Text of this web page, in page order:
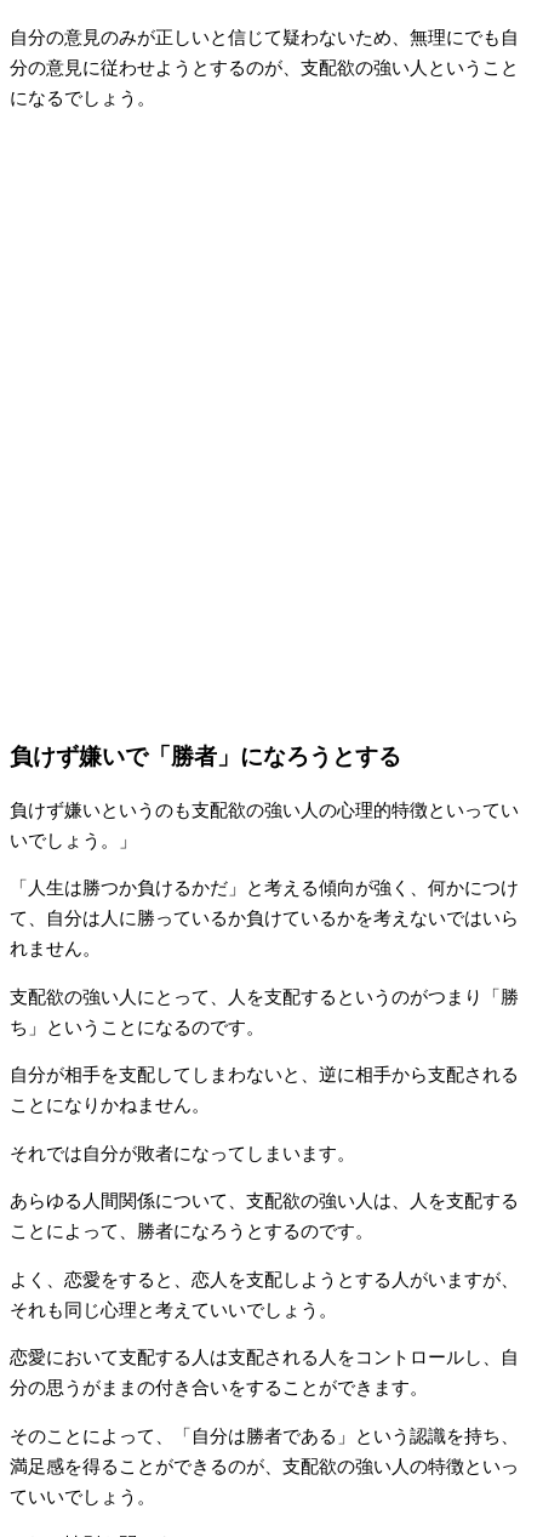
自分の意見のみが正しいと信じて疑わないため、無理にでも自
分の意見に従わせようとするのが、支配欲の強い人ということ
になるでしょう。
負けず嫌いで「勝者」になろうとする
負けず嫌いというのも支配欲の強い人の心理的特徴といってい
いでしょう。」
「人生は勝つか負けるかだ」と考える傾向が強く、何かにつけ
て、自分は人に勝っているか負けているかを考えないではいら
れません。
支配欲の強い人にとって、人を支配するというのがつまり「勝
ち」ということになるのです。
自分が相手を支配してしまわないと、逆に相手から支配される
ことになりかねません。
それでは自分が敗者になってしまいます。
あらゆる人間関係について、支配欲の強い人は、人を支配する
ことによって、勝者になろうとするのです。
よく、恋愛をすると、恋人を支配しようとする人がいますが、
それも同じ心理と考えていいでしょう。
恋愛において支配する人は支配される人をコントロールし、自
分の思うがままの付き合いをすることができます。
そのことによって、「自分は勝者である」という認識を持ち、
満足感を得ることができるのが、支配欲の強い人の特徴といっ
ていいでしょう。